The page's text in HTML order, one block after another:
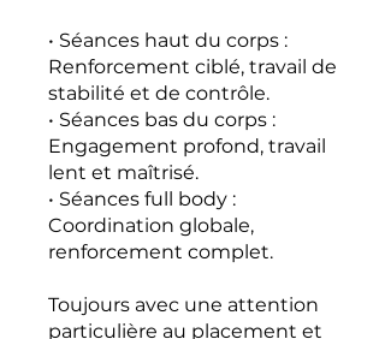
• Séances haut du corps :
Renforcement ciblé, travail de
stabilité et de contrôle.
• Séances bas du corps :
Engagement profond, travail
lent et maîtrisé.
• Séances full body :
Coordination globale,
renforcement complet.
Toujours avec une attention
particulière au placement et